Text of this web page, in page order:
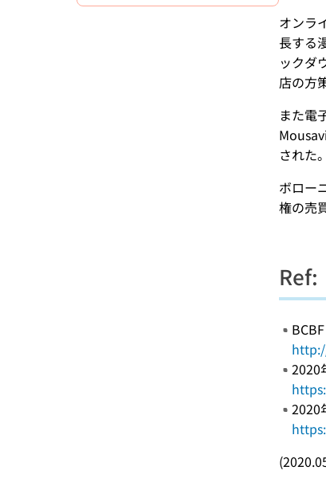
オンラ
長する
ックダ
店の方
また電
された。
ボロー
権の売
Ref:
2020
2020